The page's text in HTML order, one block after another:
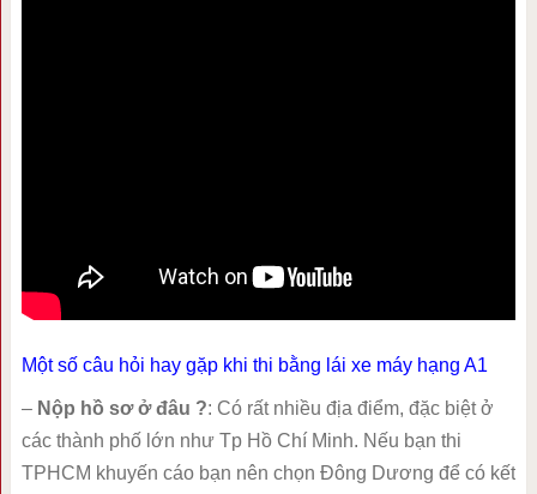
Một số câu hỏi hay gặp khi thi bằng lái xe máy hạng A1
– Nộp hồ sơ ở đâu ?: Có rất nhiều địa điểm, đặc biệt ở
các thành phố lớn như Tp Hồ Chí Minh. Nếu bạn thi
TPHCM khuyến cáo bạn nên chọn Đông Dương để có kết